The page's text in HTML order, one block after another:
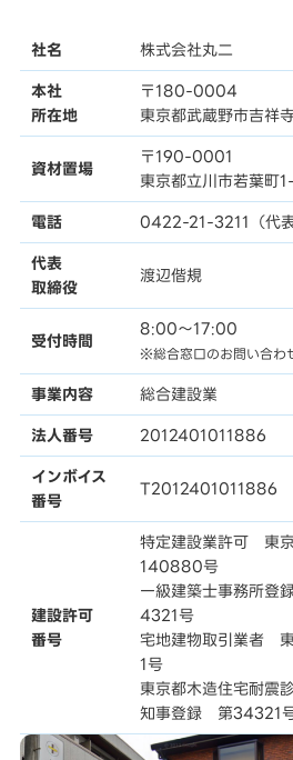
社名 株式会社丸二
本社
所在地
〒180-0004
東京都武蔵野市吉祥
資材置場
〒190-0001
東京都立川市若葉町
電話 0422-21-3211（代表
代表
取締役
渡辺偕規
受付時間
8:00〜17:00
※総合窓口のお問い合わ
事業内容 総合建設業
法人番号 2012401011886
インボイス
番号
T2012401011886
建設許可
番号
特定建設業許可 東
140880号
一級建築士事務所
4321号
宅地建物取引業者
1号
東京都木造住宅耐震
知事登録 第34321